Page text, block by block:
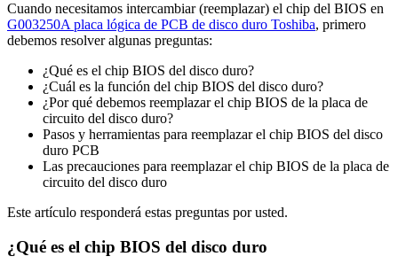
Cuando necesitamos intercambiar (reemplazar) el chip del BIOS en
G003250A placa lógica de PCB de disco duro Toshiba, primero
debemos resolver algunas preguntas:
¿Qué es el chip BIOS del disco duro?
¿Cuál es la función del chip BIOS del disco duro?
¿Por qué debemos reemplazar el chip BIOS de la placa de
circuito del disco duro?
Pasos y herramientas para reemplazar el chip BIOS del disco
duro PCB
Las precauciones para reemplazar el chip BIOS de la placa de
circuito del disco duro
Este artículo responderá estas preguntas por usted.
¿Qué es el chip BIOS del disco duro